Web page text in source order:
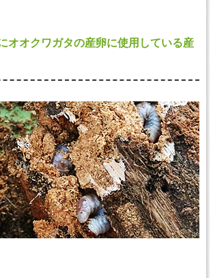
オオクワガタの産卵に使用している産